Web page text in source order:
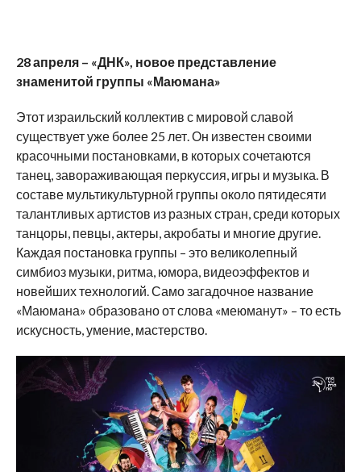
28 апреля – «ДНК», новое представление
знаменитой группы «Маюмана»
Этот израильский коллектив с мировой славой
существует уже более 25 лет. Он известен своими
красочными постановками, в которых сочетаются
танец, завораживающая перкуссия, игры и музыка. В
составе мультикультурной группы около пятидесяти
талантливых артистов из разных стран, среди которых
танцоры, певцы, актеры, акробаты и многие другие.
Каждая постановка группы – это великолепный
симбиоз музыки, ритма, юмора, видеоэффектов и
новейших технологий. Само загадочное название
«Маюмана» образовано от слова «меюманут» – то есть
искусность, умение, мастерство.